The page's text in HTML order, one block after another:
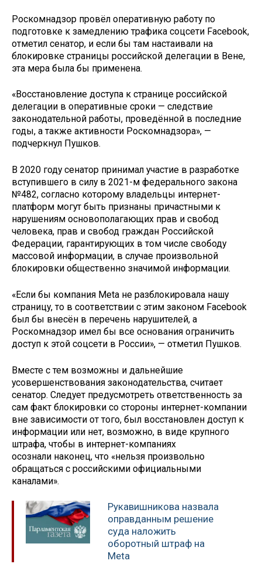
Роскомнадзор провёл оперативную работу по
подготовке к замедлению трафика соцсети Facebook,
отметил сенатор, и если бы там настаивали на
блокировке страницы российской делегации в Вене,
эта мера была бы применена.
«Восстановление доступа к странице российской
делегации в оперативные сроки — следствие
законодательной работы, проведённой в последние
годы, а также активности Роскомнадзора», —
подчеркнул Пушков.
В 2020 году сенатор принимал участие в разработке
вступившего в силу в 2021-м федерального закона
№482, согласно которому владельцы интернет-
платформ могут быть признаны причастными к
нарушениям основополагающих прав и свобод
человека, прав и свобод граждан Российской
Федерации, гарантирующих в том числе свободу
массовой информации, в случае произвольной
блокировки общественно значимой информации.
«Если бы компания Meta не разблокировала нашу
страницу, то в соответствии с этим законом Facebook
был бы внесён в перечень нарушителей, а
Роскомнадзор имел бы все основания ограничить
доступ к этой соцсети в России», — отметил Пушков.
Вместе с тем возможны и дальнейшие
усовершенствования законодательства, считает
сенатор. Следует предусмотреть ответственность за
сам факт блокировки со стороны интернет-компании
вне зависимости от того, был восстановлен доступ к
информации или нет, возможно, в виде крупного
штрафа, чтобы в интернет-компаниях
осознали наконец, что «нельзя произвольно
обращаться с российскими официальными
каналами».
Рукавишникова назвала
оправданным решение
суда наложить
оборотный штраф на
Мeta